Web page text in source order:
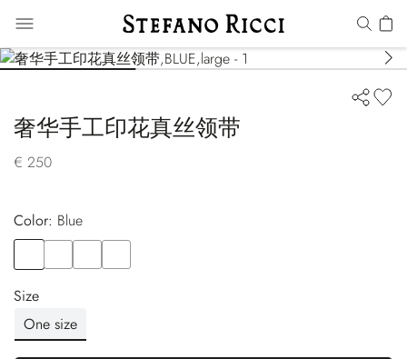
奢华手工印花真丝领带
€ 250
Color:
blue
Size
One size